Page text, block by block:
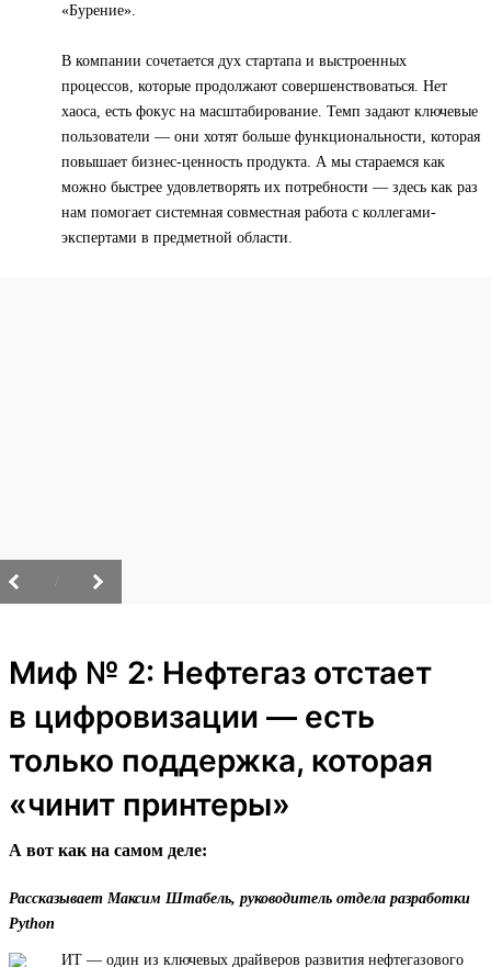
«Бурение».
В компании сочетается дух стартапа и выстроенных
процессов, которые продолжают совершенствоваться. Нет
хаоса, есть фокус на масштабирование. Темп задают ключевые
пользователи — они хотят больше функциональности, которая
повышает бизнес-ценность продукта. А мы стараемся как
можно быстрее удовлетворять их потребности — здесь как раз
нам помогает системная совместная работа с коллегами-
экспертами в предметной области.
Миф № 2: Нефтегаз отстает
в цифровизации — есть
только поддержка, которая
«чинит принтеры»
А вот как на самом деле:
Рассказывает Максим Штабель, руководитель отдела разработки
Python
ИТ — один из ключевых драйверов развития нефтегазового